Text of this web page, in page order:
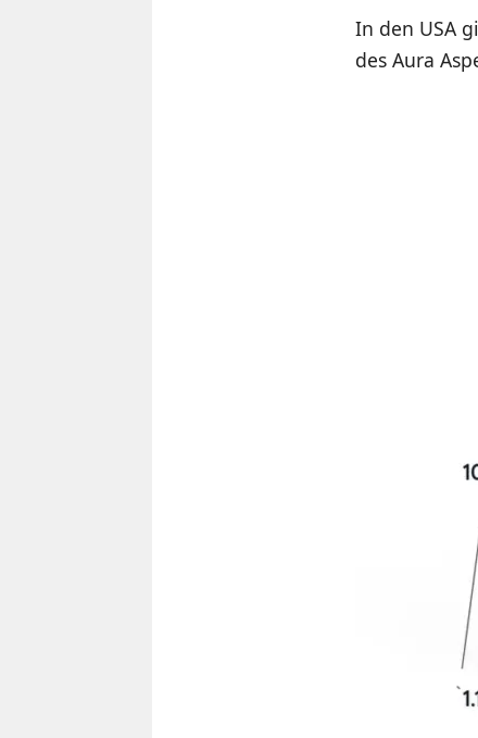
In den USA
des Aura